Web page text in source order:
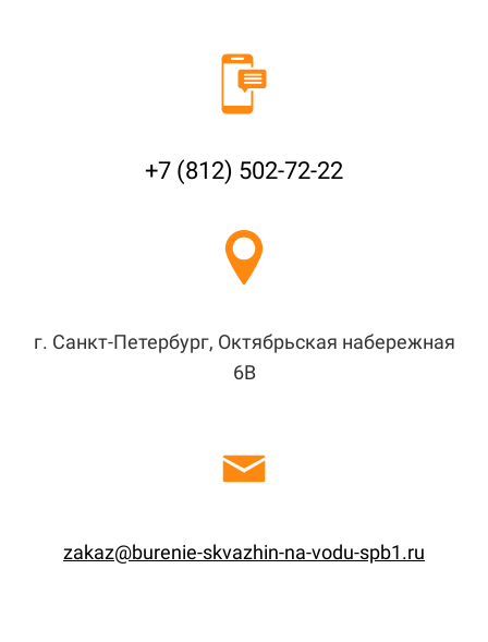
+7 (812) 502-72-22
г. Санкт-Петербург, Октябрьская набережная
6В
zakaz@burenie-skvazhin-na-vodu-spb1.ru